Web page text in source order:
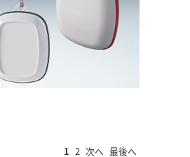
1 2 次へ 最後へ